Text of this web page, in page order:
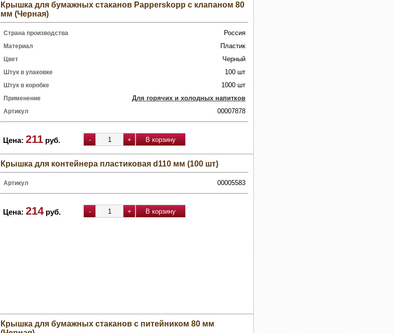
Крышка для бумажных стаканов Papperskopp с клапаном 80
мм (Черная)
Страна производства Россия
Материал Пластик
Цвет Черный
Штук в упаковке 100 шт
Штук в коробке 1000 шт
Применение Для горячих и холодных напитков
Артикул 00007878
Цена: 211 руб.
Крышка для контейнера пластиковая d110 мм (100 шт)
Артикул 00005583
Цена: 214 руб.
Крышка для бумажных стаканов с питейником 80 мм